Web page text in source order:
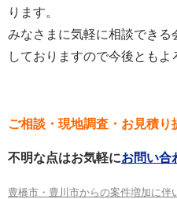
ります。
みなさまに気軽に相談できる
しておりますので今後ともよ
ご相談・現地調査・お見積り
不明な点はお気軽にお問い合
豊橋市・豊川市からの案件増加に伴